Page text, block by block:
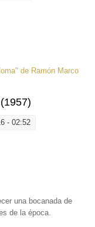
de Ramón Marco
- 02:52
una bocanada de
de la época.